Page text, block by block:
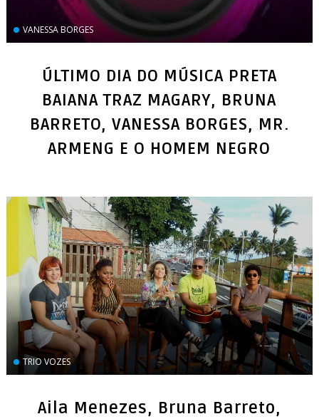
VANESSA BORGES
ÚLTIMO DIA DO MÚSICA PRETA
BAIANA TRAZ MAGARY, BRUNA
BARRETO, VANESSA BORGES, MR.
ARMENG E O HOMEM NEGRO
TRIO VOZES
Aila Menezes, Bruna Barreto,